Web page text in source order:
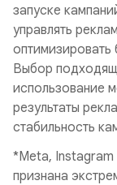
запуске
управлять
оптимизировать
Выбор
использование
результаты
стабильность
*Meta, Instagram
признана